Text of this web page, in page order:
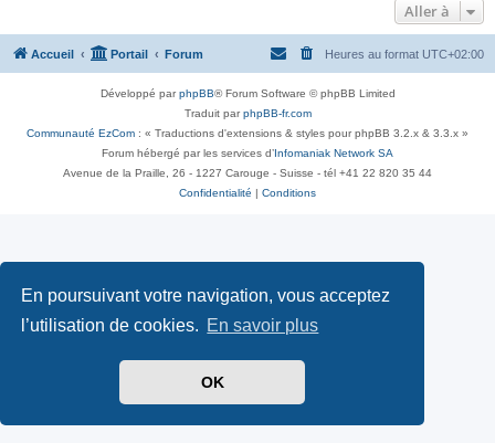
En poursuivant votre navigation, vous acceptez
l’utilisation de cookies. En savoir plus
OK
Aller à
Accueil Portail Forum Heures au format UTC+02:00
Développé parphpBB® Forum Software © phpBB Limited
Traduit parphpBB-fr.com
Communauté EzCom : « Traductions d'extensions & styles pour phpBB 3.2.x & 3.3.x »
Forum hébergé par les services d’ Infomaniak Network SA
Avenue de la Praille, 26 - 1227 Carouge - Suisse - tél +41 22 820 35 44
Confidentialité
Conditions